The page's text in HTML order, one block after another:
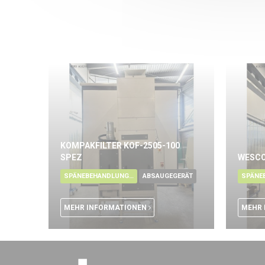
KOMPAKFILTER KOF-2505-100
SPEZ
SPÄNEBEHANDLUNG - ÖL ABSAUGEGERÄT
MEHR INFORMATIONEN MEHR